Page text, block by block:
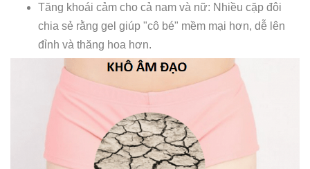
Tăng khoái cảm cho cả nam và nữ: Nhiều cặp đôi
chia sẻ rằng gel giúp "cô bé" mềm mại hơn, dễ lên
đỉnh và thăng hoa hơn.